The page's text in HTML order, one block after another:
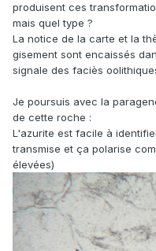
produisent ces
mais quel type ?
La notice de la carte et la
gisement sont encaissés
signale des faciès
Je poursuis avec la
de cette roche :
L'azurite est facile à
transmise et ça polarise
élevées)